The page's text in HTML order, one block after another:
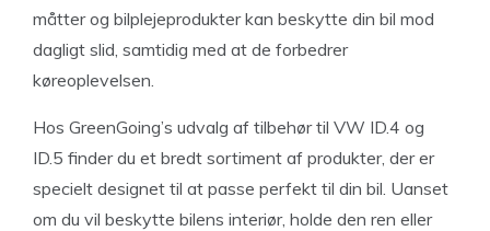
måtter og bilplejeprodukter kan beskytte din bil mod
dagligt slid, samtidig med at de forbedrer
køreoplevelsen.
Hos GreenGoing’s udvalg af tilbehør til VW ID.4 og
ID.5 finder du et bredt sortiment af produkter, der er
specielt designet til at passe perfekt til din bil. Uanset
om du vil beskytte bilens interiør, holde den ren eller